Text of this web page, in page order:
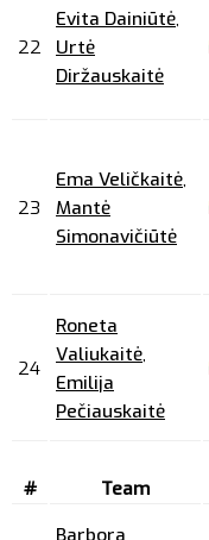
22
Evita Dainiūtė,
Urtė
Diržauskaitė
23
Ema Veličkaitė,
Mantė
Simonavičiūtė
24
Roneta
Valiukaitė,
Emilija
Pečiauskaitė
# Team
Barbora